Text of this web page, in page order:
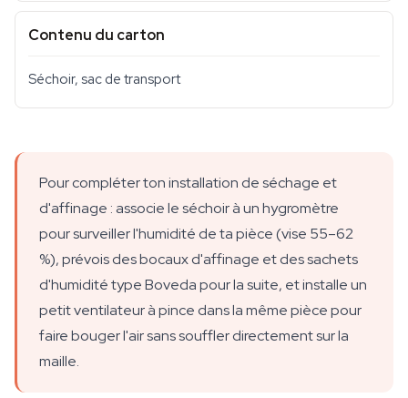
Contenu du carton
Séchoir, sac de transport
Pour compléter ton installation de séchage et
d'affinage : associe le séchoir à un hygromètre
pour surveiller l'humidité de ta pièce (vise 55–62
%), prévois des bocaux d'affinage et des sachets
d'humidité type Boveda pour la suite, et installe un
petit ventilateur à pince dans la même pièce pour
faire bouger l'air sans souffler directement sur la
maille.